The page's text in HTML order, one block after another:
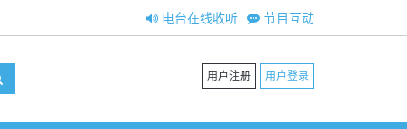
节目互动
电台在线收听
用户注册 用户登录